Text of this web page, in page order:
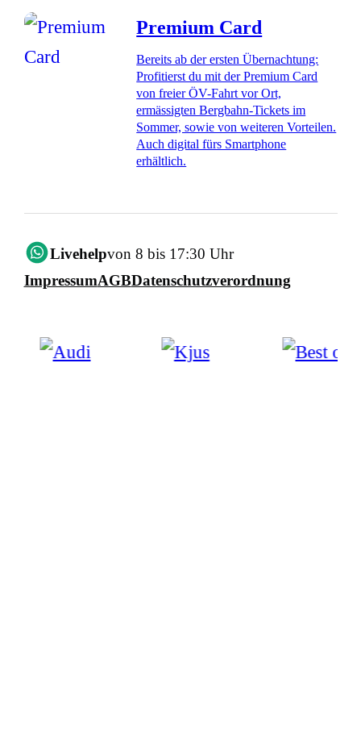
Premium Card
Bereits ab der ersten Übernachtung:
Profitierst du mit der Premium Card
von freier ÖV-Fahrt vor Ort,
ermässigten Bergbahn-Tickets im
Sommer, sowie von weiteren Vorteilen.
Auch digital fürs Smartphone
erhältlich.
Livehelpvon 8 bis 17:30 Uhr
ImpressumAGBDatenschutzverordnung